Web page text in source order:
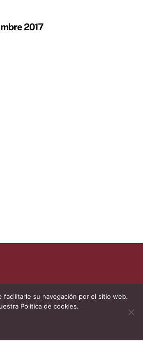
2017
facilitarle su navegación por el sitio web.
Política de cookies.